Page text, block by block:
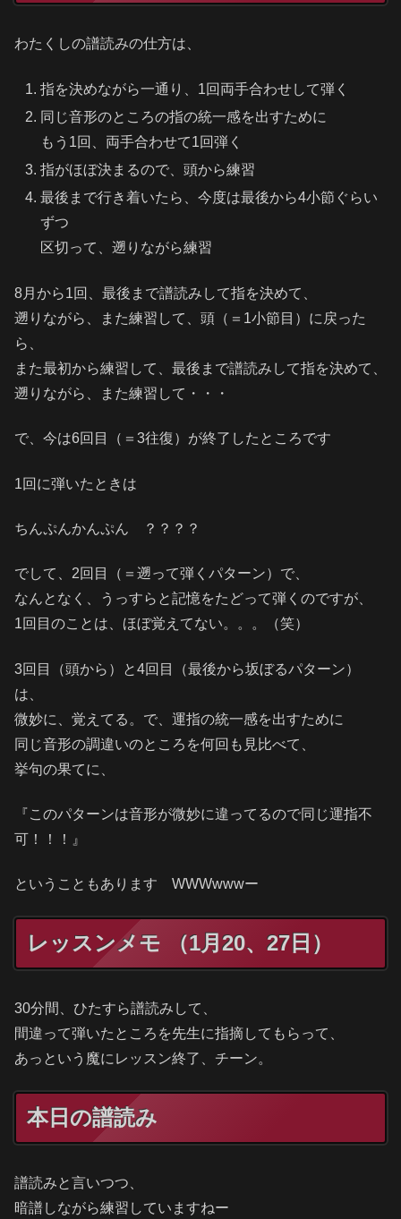
わたくしの譜読みの仕方は、
指を決めながら一通り、1回両手合わせして弾く
同じ音形のところの指の統一感を出すために
もう1回、両手合わせて1回弾く
指がほぼ決まるので、頭から練習
最後まで行き着いたら、今度は最後から4小節ぐらい
ずつ
区切って、遡りながら練習
8月から1回、最後まで譜読みして指を決めて、
遡りながら、また練習して、頭（＝1小節目）に戻った
ら、
また最初から練習して、最後まで譜読みして指を決めて、
遡りながら、また練習して・・・
で、今は6回目（＝3往復）が終了したところです
1回に弾いたときは
ちんぷんかんぷん ？？？？
でして、2回目（＝遡って弾くパターン）で、
なんとなく、うっすらと記憶をたどって弾くのですが、
1回目のことは、ほぼ覚えてない。。。（笑）
3回目（頭から）と4回目（最後から坂ぼるパターン）
は、
微妙に、覚えてる。で、運指の統一感を出すために
同じ音形の調違いのところを何回も見比べて、
挙句の果てに、
『このパターンは音形が微妙に違ってるので同じ運指不
可！！！』
ということもあります WWWwwwー
レッスンメモ （1月20、27日）
30分間、ひたすら譜読みして、
間違って弾いたところを先生に指摘してもらって、
あっという魔にレッスン終了、チーン。
本日の譜読み
譜読みと言いつつ、
暗譜しながら練習していますねー